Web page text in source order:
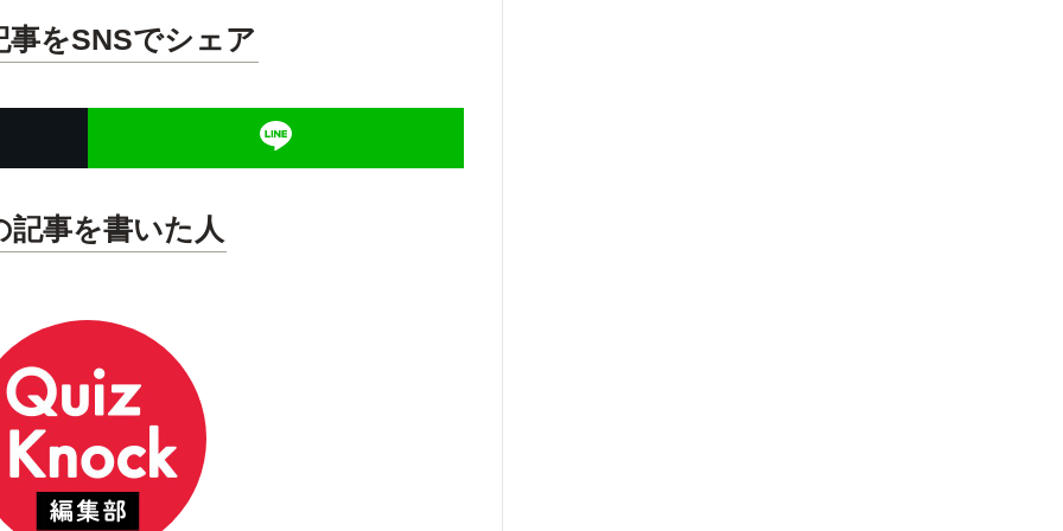
事をSNSでシェア
記事を書いた人